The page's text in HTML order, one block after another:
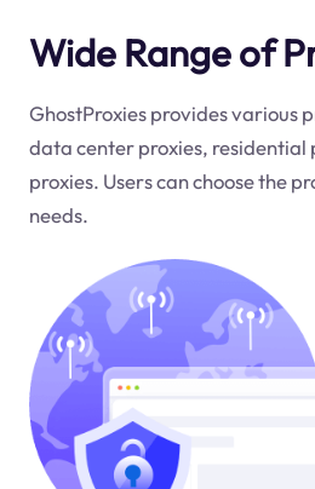
Wide Range of
GhostProxies provides various
data center proxies, residential
proxies. Users can choose the
needs.